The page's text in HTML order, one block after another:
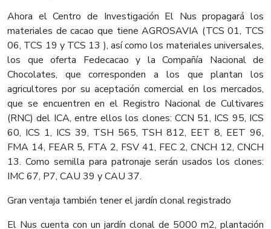
Ahora el Centro de Investigación El Nus propagará los
materiales de cacao que tiene AGROSAVIA (TCS 01, TCS
06, TCS 19 y TCS 13 ), así como los materiales universales,
los que oferta Fedecacao y la Compañía Nacional de
Chocolates, que corresponden a los que plantan los
agricultores por su aceptación comercial en los mercados,
que se encuentren en el Registro Nacional de Cultivares
(RNC) del ICA, entre ellos los clones: CCN 51, ICS 95, ICS
60, ICS 1, ICS 39, TSH 565, TSH 812, EET 8, EET 96,
FMA 14, FEAR 5, FTA 2, FSV 41, FEC 2, CNCH 12, CNCH
13. Como semilla para patronaje serán usados los clones:
IMC 67, P7, CAU 39 y CAU 37.
Gran ventaja también tener el jardín clonal registrado
El Nus cuenta con un jardín clonal de 5000 m2, plantación